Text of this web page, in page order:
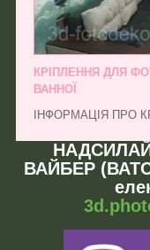
КРІПЛЕННЯ ДЛЯ
ВАННОЇ
ІНФОРМАЦІЯ ПРО
ВАЙБЕР